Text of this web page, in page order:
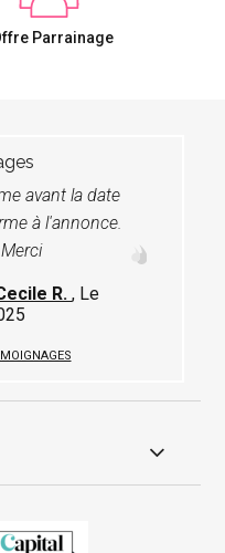
Parrainage
avant la date
à l'annonce.
R. , Le